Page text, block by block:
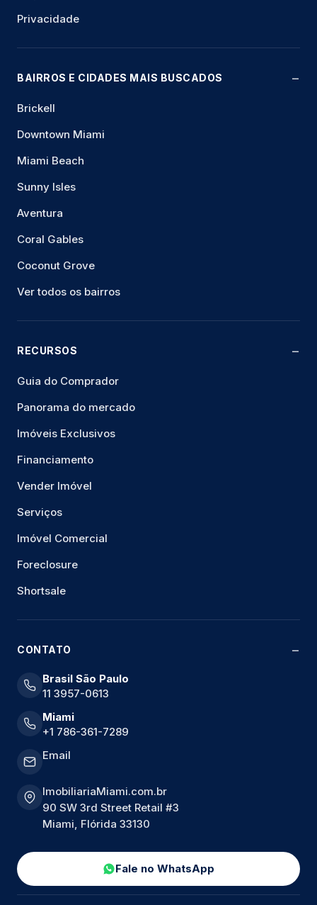
Privacidade
BAIRROS E CIDADES MAIS BUSCADOS
Brickell
Downtown Miami
Miami Beach
Sunny Isles
Aventura
Coral Gables
Coconut Grove
Ver todos os bairros
RECURSOS
Guia do Comprador
Panorama do mercado
Imóveis Exclusivos
Financiamento
Vender Imóvel
Serviços
Imóvel Comercial
Foreclosure
Shortsale
CONTATO
Brasil São Paulo
11 3957-0613
Miami
+1 786-361-7289
Email
ImobiliariaMiami.com.br
90 SW 3rd Street Retail #3
Miami, Flórida 33130
Fale no WhatsApp